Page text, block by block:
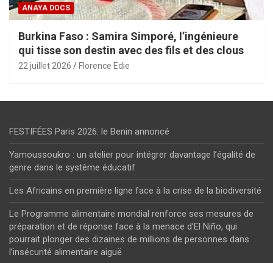
ANAYA DOCS
Burkina Faso : Samira Simporé, l’ingénieure
qui tisse son destin avec des fils et des clous
22 juillet 2026 Florence Edie
FESTIFÉES Paris 2026: le Benin annoncé
Yamoussoukro : un atelier pour intégrer davantage l’égalité de
genre dans le système éducatif
Les Africains en première ligne face à la crise de la biodiversité
Le Programme alimentaire mondial renforce ses mesures de
préparation et de réponse face à la menace d’El Niño, qui
pourrait plonger des dizaines de millions de personnes dans
l’insécurité alimentaire aiguë